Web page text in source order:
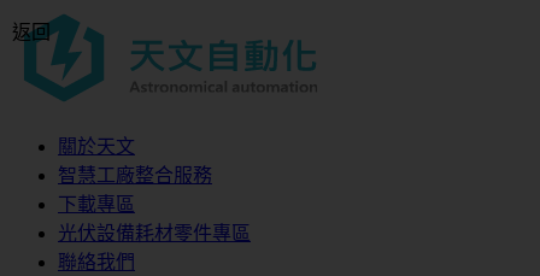
關於天文
智慧工廠整合服務
下載專區
光伏設備耗材零件專區
聯絡我們
返回